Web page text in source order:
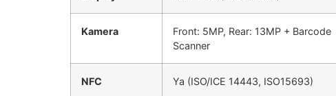
Kamera
Front: 5MP, Rear: 13MP + Barcode
Scanner
NFC Ya (ISO/ICE 14443, ISO15693)